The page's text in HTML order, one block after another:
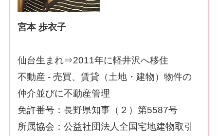
宮本 歩衣子
仙台生まれ⇒2011年に軽井沢へ移住
不動産 - 売買、賃貸（土地・建物）物件の
仲介並びに不動産管理
免許番号：長野県知事（２）第5587号
所属協会：公益社団法人全国宅地建物取引